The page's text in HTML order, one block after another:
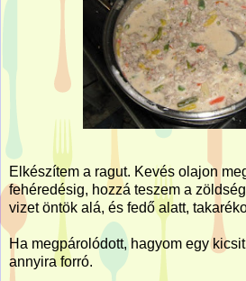
Elkészítem a ragut. Kevés olajon
fehéredésig, hozzá teszem a
vizet öntök alá, és fedő alatt,
Ha megpárolódott, hagyom egy
annyira forró.